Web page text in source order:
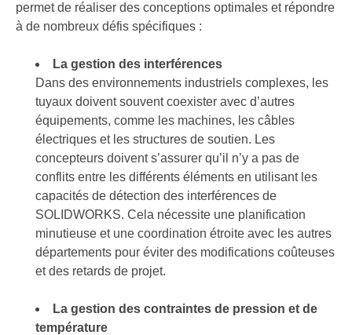
permet de réaliser des conceptions optimales et répondre
à de nombreux défis spécifiques :
La gestion des interférences
Dans des environnements industriels complexes, les
tuyaux doivent souvent coexister avec d’autres
équipements, comme les machines, les câbles
électriques et les structures de soutien. Les
concepteurs doivent s’assurer qu’il n’y a pas de
conflits entre les différents éléments en utilisant les
capacités de détection des interférences de
SOLIDWORKS. Cela nécessite une planification
minutieuse et une coordination étroite avec les autres
départements pour éviter des modifications coûteuses
et des retards de projet.
La gestion des contraintes de pression et de
température